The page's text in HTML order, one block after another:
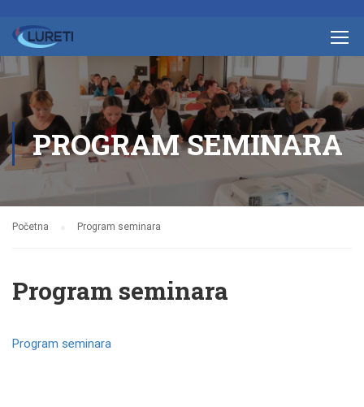
PROGRAM SEMINARA
Početna Program seminara
Program seminara
Program seminara